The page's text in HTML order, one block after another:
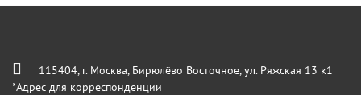
115404, г. Москва, Бирюлёво Восточное, ул. Ряжская 13 к1
*Адрес для корреспонденции